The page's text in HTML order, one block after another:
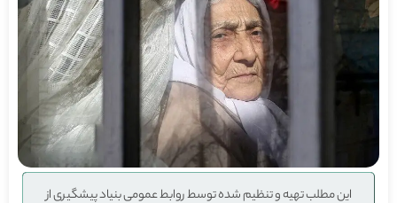
این مطلب تهیه و تنظیم شده توسط روابط عمومی بنیاد پیشگیری از